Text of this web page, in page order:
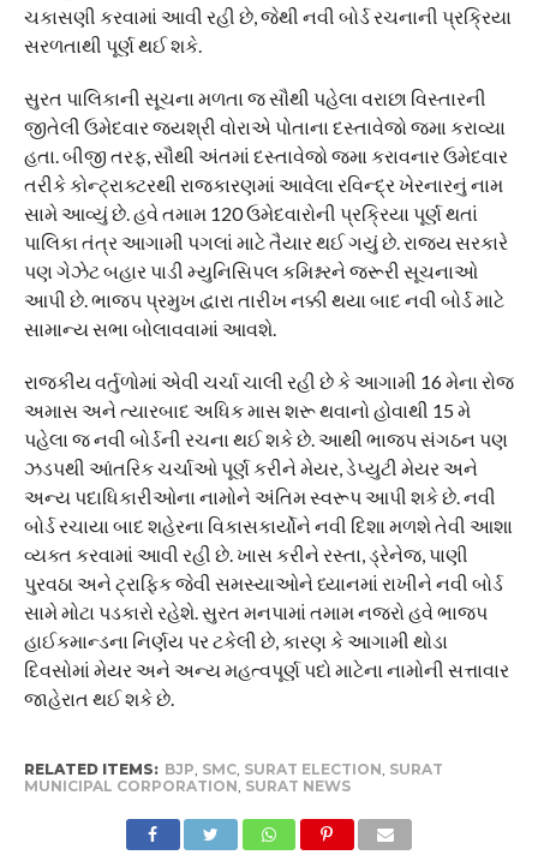
ચકાસણી કરવામાં આવી રહી છે, જેથી નવી બોર્ડ રચનાની પ્રક્રિયા
સરળતાથી પૂર્ણ થઈ શકે.
સુરત પાલિકાની સૂચના મળતા જ સૌથી પહેલા વરાછા વિસ્તારની
જીતેલી ઉમેદવાર જયશ્રી વોરાએ પોતાના દસ્તાવેજો જમા કરાવ્યા
હતા. બીજી તરફ, સૌથી અંતમાં દસ્તાવેજો જમા કરાવનાર ઉમેદવાર
તરીકે કોન્ટ્રાક્ટરથી રાજકારણમાં આવેલા રવિન્દ્ર ખેરનારનું નામ
સામે આવ્યું છે. હવે તમામ 120 ઉમેદવારોની પ્રક્રિયા પૂર્ણ થતાં
પાલિકા તંત્ર આગામી પગલાં માટે તૈયાર થઈ ગયું છે. રાજ્ય સરકારે
પણ ગેઝેટ બહાર પાડી મ્યુનિસિપલ કમિશ્નરને જરૂરી સૂચનાઓ
આપી છે. ભાજપ પ્રમુખ દ્વારા તારીખ નક્કી થયા બાદ નવી બોર્ડ માટે
સામાન્ય સભા બોલાવવામાં આવશે.
રાજકીય વર્તુળોમાં એવી ચર્ચા ચાલી રહી છે કે આગામી 16 મેના રોજ
અમાસ અને ત્યારબાદ અધિક માસ શરૂ થવાનો હોવાથી 15 મે
પહેલા જ નવી બોર્ડની રચના થઈ શકે છે. આથી ભાજપ સંગઠન પણ
ઝડપથી આંતરિક ચર્ચાઓ પૂર્ણ કરીને મેયર, ડેપ્યુટી મેયર અને
અન્ય પદાધિકારીઓના નામોને અંતિમ સ્વરૂપ આપી શકે છે. નવી
બોર્ડ રચાયા બાદ શહેરના વિકાસકાર્યોને નવી દિશા મળશે તેવી આશા
વ્યક્ત કરવામાં આવી રહી છે. ખાસ કરીને રસ્તા, ડ્રેનેજ, પાણી
પુરવઠા અને ટ્રાફિક જેવી સમસ્યાઓને ધ્યાનમાં રાખીને નવી બોર્ડ
સામે મોટા પડકારો રહેશે. સુરત મનપામાં તમામ નજરો હવે ભાજપ
હાઈકમાન્ડના નિર્ણય પર ટકેલી છે, કારણ કે આગામી થોડા
દિવસોમાં મેયર અને અન્ય મહત્વપૂર્ણ પદો માટેના નામોની સત્તાવાર
જાહેરાત થઈ શકે છે.
RELATED ITEMS: BJP SMC, SURAT ELECTION SURAT
MUNICIPAL CORPORATION SURAT NEWS